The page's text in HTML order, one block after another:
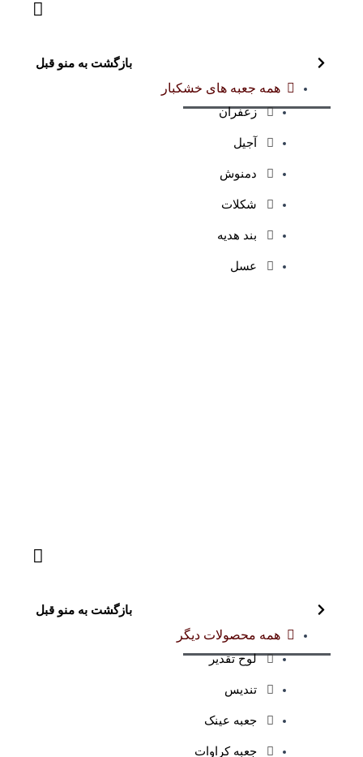
بازگشت به منو قبل
همه جعبه های خشکبار
زعفران
آجیل
دمنوش
شکلات
بند هدیه
عسل
بازگشت به منو قبل
همه محصولات دیگر
لوح تقدیر
تندیس
جعبه عینک
جعبه کراوات